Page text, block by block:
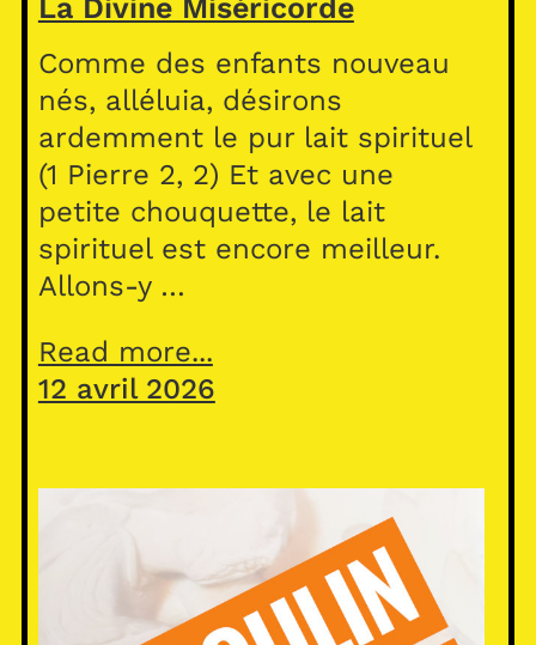
La Divine Miséricorde
Comme des enfants nouveau
nés, alléluia, désirons
ardemment le pur lait spirituel
(1 Pierre 2, 2) Et avec une
petite chouquette, le lait
spirituel est encore meilleur.
Allons-y …
Read more...
12 avril 2026